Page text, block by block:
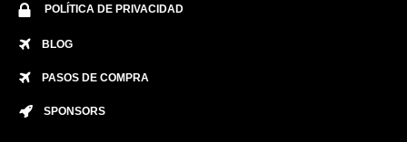
POLÍTICA DE PRIVACIDAD
BLOG
PASOS DE COMPRA
SPONSORS